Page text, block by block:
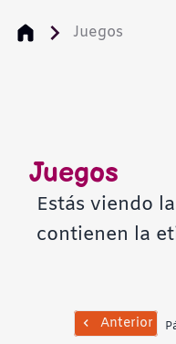
Juegos
Juegos
Estás viendo
contienen la
Anterior